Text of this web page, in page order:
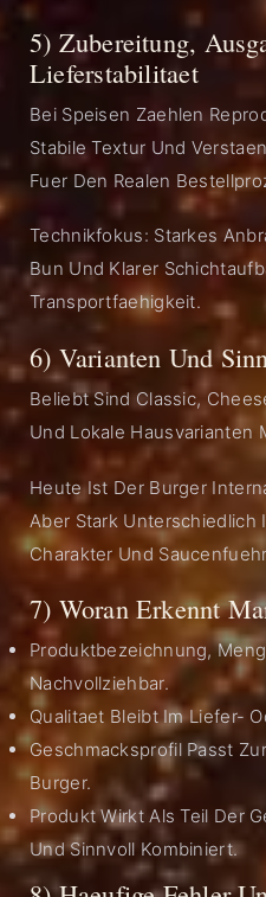
5) Zubereitung,
Lieferstabilitaet
Bei Speisen Zaehlen
Stabile Textur Und
Fuer Den Realen
Technikfokus: Starkes
Bun Und Klarer
Transportfaehigkeit.
6) Varianten Und
Beliebt Sind Classic,
Und Lokale Hausvarianten
Heute Ist Der Burger
Aber Stark Unterschiedlich
Charakter Und
7) Woran Erkennt
Produktbezeichnung,
Nachvollziehbar.
Qualitaet Bleibt Im Liefer-
Geschmacksprofil Passt
Burger.
Produkt Wirkt Als Teil Der
Und Sinnvoll Kombiniert.